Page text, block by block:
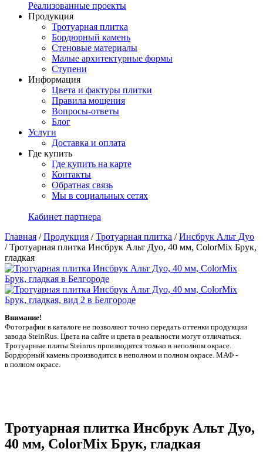
Реализованные проекты
Продукция
Тротуарная плитка
Бордюрный камень
Стеновые материалы
Малые архитектурные формы
Ступени
Информация
Цвета и фактуры плитки
Правила мощения
Вопросы-ответы
Блог
Услуги
Доставка и оплата
Где купить
Где купить на карте
Контакты
Обратная связь
Мы в социальных сетях
Кабинет партнера
Главная /Продукция /Тротуарная плитка /Инсбрук Альт Дуо
/Тротуарная плитка Инсбрук Альт Дуо, 40 мм, ColorMix Брук,
гладкая
Внимание!
Фотографии в каталоге не позволяют точно передать оттенки продукции
заводa SteinRus. Цвета на сайте и цвета в реальности могут отличаться.
Тротуарные плиты Steinrus производятся только в неполном окрасе.
Бордюрный камень производится в неполном и полном окрасе. МАФ -
в полном окрасе.
Тротуарная плитка Инсбрук Альт Дуо,
40 мм, ColorMix Брук, гладкая